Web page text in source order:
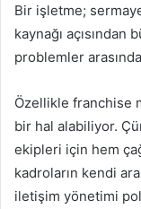
Bir işletme;
kaynağı açısından
problemler
Özellikle franchise
bir hal alabiliyor.
ekipleri için hem
kadroların kendi
iletişim yönetimi